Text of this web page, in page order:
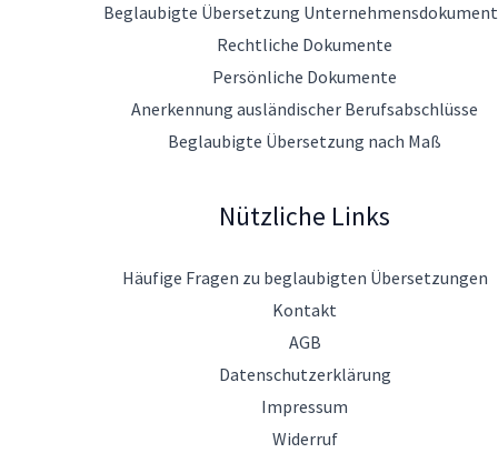
Beglaubigte Übersetzung
Rechtliche Dokumente
Persönliche Dokumente
Anerkennung ausländischer Berufsabschlüsse
Beglaubigte Übersetzung nach Maß
Nützliche Links
Häufige Fragen zu beglaubigten Übersetzungen
Kontakt
AGB
Datenschutzerklärung
Impressum
Widerruf